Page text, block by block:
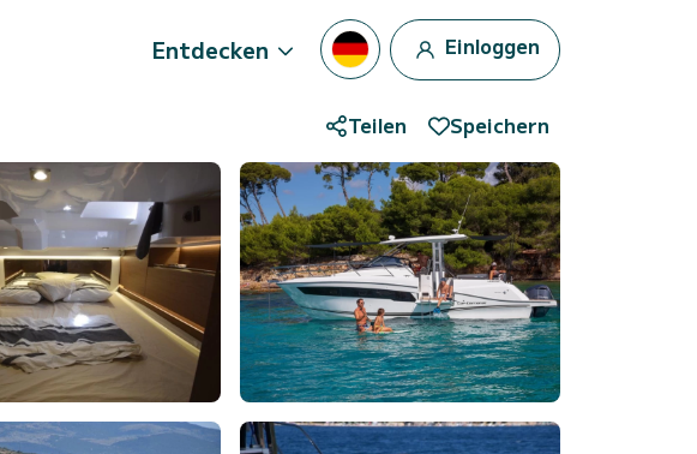
Entdecken Einloggen
Teilen Speichern